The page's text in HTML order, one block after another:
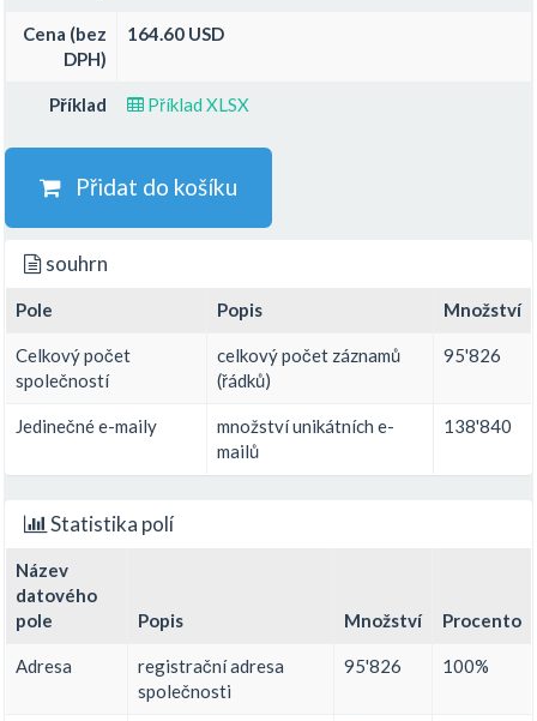
Cena (bez
DPH)
164.60 USD
Příklad Příklad XLSX
Přidat do košíku
souhrn
Pole Popis Množství
Celkový počet
společností
celkový počet záznamů
(řádků)
95'826
Jedinečné e-maily
množství unikátních e-
mailů
138'840
Statistika polí
Název
datového
pole
Popis Množství Procento
Adresa
registrační adresa
společnosti
95'826 100%